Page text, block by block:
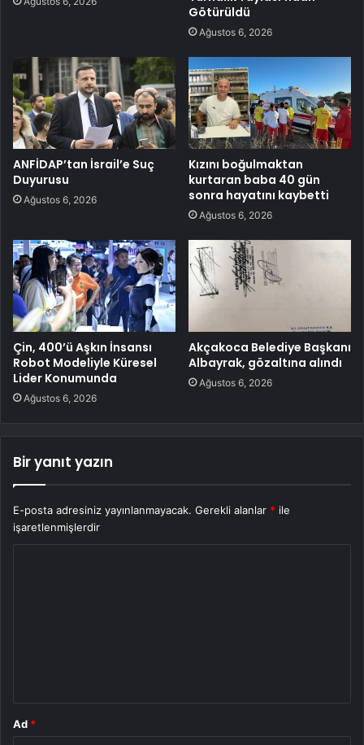
Götürüldü
Ağustos 6, 2026
ANFİDAP’tan İsrail’e Suç
Duyurusu
Ağustos 6, 2026
Kızını boğulmaktan
kurtaran baba 40 gün
sonra hayatını kaybetti
Ağustos 6, 2026
Çin, 400’ü Aşkın İnsansı
Robot Modeliyle Küresel
Lider Konumunda
Ağustos 6, 2026
Akçakoca Belediye Başkanı
Albayrak, gözaltına alındı
Ağustos 6, 2026
Bir yanıt yazın
E-posta adresiniz yayınlanmayacak. Gerekli alanlar * ile
işaretlenmişlerdir
Ad *